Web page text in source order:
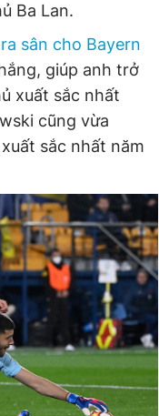
Ba Lan.
sân cho Bayern
giúp anh trở
xuất sắc nhất
cũng vừa
sắc nhất năm